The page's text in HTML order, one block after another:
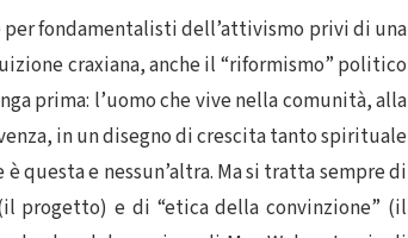
per fondamentalisti dell’attivismo privi di una
craxiana, anche il “riformismo” politico
prima: l’uomo che vive nella comunità, alla
in un disegno di crescita tanto spirituale
questa e nessun’altra. Ma si tratta sempre di
progetto) e di “etica della convinzione” (il